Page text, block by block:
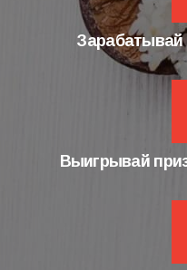
Зарабатывай
Выигрывай